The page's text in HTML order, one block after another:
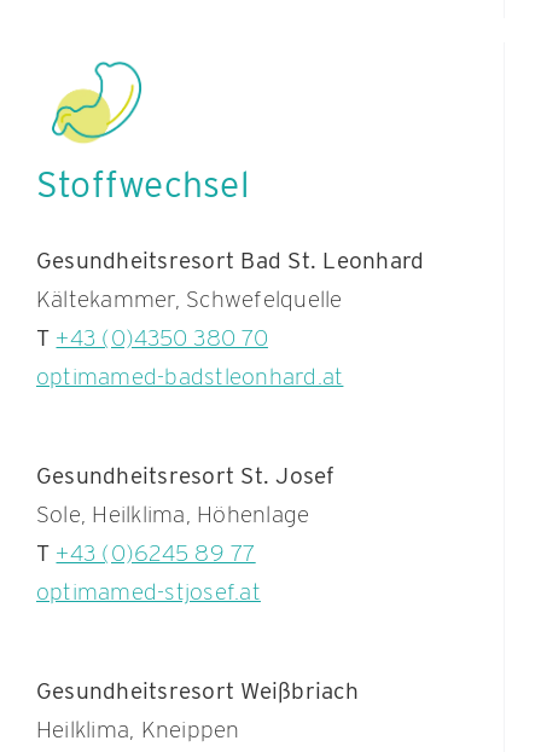
Stoffwechsel
Gesundheitsresort Bad St. Leonhard
Kältekammer, Schwefelquelle
T +43 (0)4350 380 70
optimamed-badstleonhard.at
Gesundheitsresort St. Josef
Sole, Heilklima, Höhenlage
T +43 (0)6245 89 77
optimamed-stjosef.at
Gesundheitsresort Weißbriach
Heilklima, Kneippen